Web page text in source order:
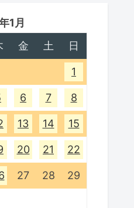
1月
金 土 日
1
6 7 8
13 14 15
20 21 22
27 28 29